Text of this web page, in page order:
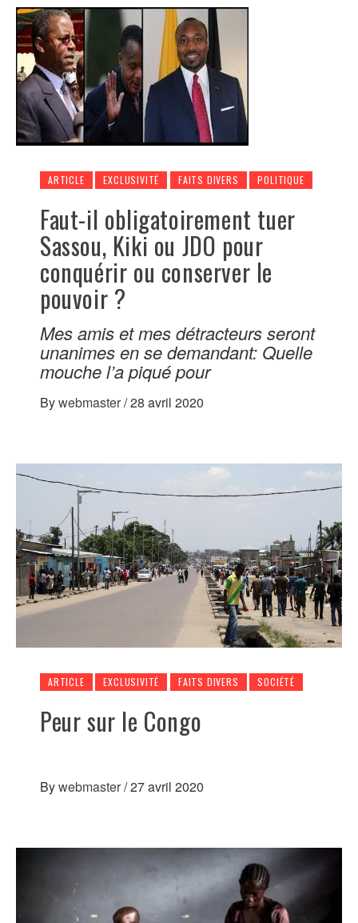
ARTICLE EXCLUSIVITÉ FAITS DIVERS POLITIQUE
Faut-il obligatoirement tuer
Sassou, Kiki ou JDO pour
conquérir ou conserver le
pouvoir ?
Mes amis et mes détracteurs seront
unanimes en se demandant: Quelle
mouche l’a piqué pour
Bywebmaster/28 avril 2020
ARTICLE EXCLUSIVITÉ FAITS DIVERS SOCIÉTÉ
Peur sur le Congo
Bywebmaster/27 avril 2020